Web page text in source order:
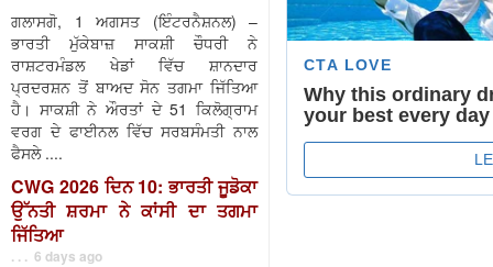
ਗਲਾਸਗੋ, 1 ਅਗਸਤ (ਇੰਟਰਨੈਸ਼ਨਲ) –
ਭਾਰਤੀ ਮੁੱਕੇਬਾਜ਼ ਸਾਕਸ਼ੀ ਚੌਧਰੀ ਨੇ
ਰਾਸ਼ਟਰਮੰਡਲ ਖੇਡਾਂ ਵਿੱਚ ਸ਼ਾਨਦਾਰ
ਪ੍ਰਦਰਸ਼ਨ ਤੋਂ ਬਾਅਦ ਸੋਨ ਤਗਮਾ ਜਿੱਤਿਆ
ਹੈ। ਸਾਕਸ਼ੀ ਨੇ ਔਰਤਾਂ ਦੇ 51 ਕਿਲੋਗ੍ਰਾਮ
ਵਰਗ ਦੇ ਫਾਈਨਲ ਵਿੱਚ ਸਰਬਸੰਮਤੀ ਨਾਲ
ਫੈਸਲੇ ....
CWG 2026 ਦਿਨ 10: ਭਾਰਤੀ ਜੂਡੋਕਾ
ਉੱਨਤੀ ਸ਼ਰਮਾ ਨੇ ਕਾਂਸੀ ਦਾ ਤਗਮਾ
ਜਿੱਤਿਆ
. . . 6 days ago